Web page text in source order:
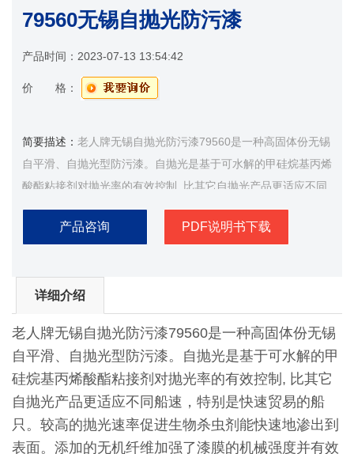
79560无锡自抛光防污漆
产品时间： 2023-07-13 13:54:42
价 格：
简要描述： ​老人牌无锡自抛光防污漆79560是一种高固体份无锡
自平滑、自抛光型防污漆。自抛光是基于可水解的甲硅烷基丙烯
酸酯粘接剂对抛光率的有效控制, 比其它自抛光产品更适应不同
船速，特别是快速贸易的船只。较高的抛光速率促进生物杀虫剂
能快速地渗出到表面。
产品咨询 PDF说明书下载
详细介绍
老人牌无锡自抛光防污漆79560是一种高固体份无锡
自平滑、自抛光型防污漆。自抛光是基于可水解的甲
硅烷基丙烯酸酯粘接剂对抛光率的有效控制, 比其它
自抛光产品更适应不同船速，特别是快速贸易的船
只。较高的抛光速率促进生物杀虫剂能快速地渗出到
表面。添加的无机纤维加强了漆膜的机械强度并有效